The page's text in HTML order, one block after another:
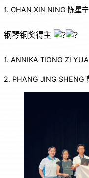
1. CHAN XIN NING 陈星
钢琴铜奖得主
1. ANNIKA TIONG ZI
2. PHANG JING SHENG